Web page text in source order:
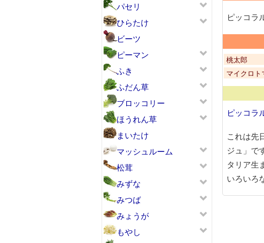
パセリ
ひらたけ
ビーツ
ピーマン
ふき
ふだん草
ブロッコリー
ほうれん草
まいたけ
マッシュルーム
松茸
みずな
みつば
みょうが
もやし
ピッコラ
桃太郎
マイクロト
ピッコラ
これは先
ジュ」で
タリア生
いろいろ